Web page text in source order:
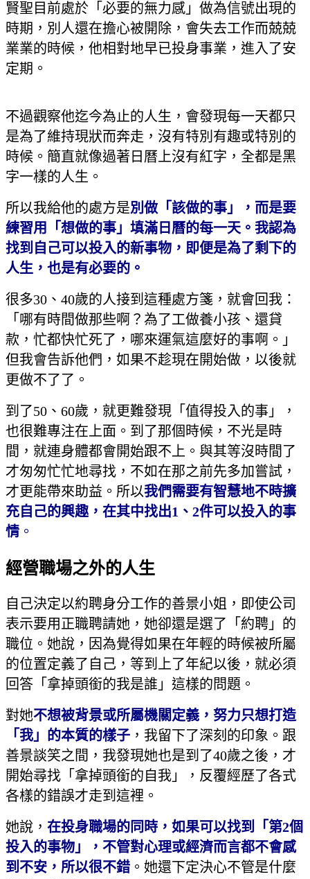
賢聖目前處於「必要的無力感」做為信號出現的
時期，別人還在擔心被開除，會失去工作而兢兢
業業的時候，他相對地早已投身事業，進入了安
定期。
不過觀察他迄今為止的人生，會發現每一天都只
是為了維持現狀而奔走，沒有特別有趣或特別的
時候。簡直就像過著日曆上沒有紅字，全都是黑
字一樣的人生。
所以我給他的處方是別做「該做的事」，而是要
練習用「想做的事」填滿日曆的每一天。我認為
找到自己可以投入的新事物，即便是為了剩下的
人生，也是有必要的。
很多30、40歲的人接到這種處方箋，就會回我：
「哪有時間做那些啊？為了工做養小孩、還貸
款，忙都快忙死了，哪來運氣這麼好的事啊。」
但我會告訴他們，如果不趁現在開始做，以後就
更做不了了。
到了50、60歲，就更難發現「值得投入的事」，
也很難專注在上面。到了那個時候，不光是時
間，就連身體都會開始跟不上。與其等沒時間了
才匆匆忙忙地尋找，不如在那之前先多加嘗試，
才更能帶來助益。所以我們需要有智慧地不時擴
充自己的興趣，在其中找出1 、 2件可以投入的事
情 。
經營職場之外的人生
自己決定以約聘身分工作的善景小姐，即使公司
表示要用正職聘請她，她卻還是選了「約聘」的
職位。她說，因為覺得如果在年輕的時候被所屬
的位置定義了自己，等到上了年紀以後，就必須
回答「拿掉頭銜的我是誰」這樣的問題。
對她不想被背景或所屬機關定義，努力只想打造
「我」的本質的樣子 ，我留下了深刻的印象。跟
善景談笑之間，我發現她也是到了40歲之後，才
開始尋找「拿掉頭銜的自我」，反覆經歷了各式
各樣的錯誤才走到這裡。
她說， 在投身職場的同時，如果可以找到「第2個
投入的事物」，不管對心理或經濟而言都不會感
到不安，所以很不錯 。她還下定決心不管是什麼